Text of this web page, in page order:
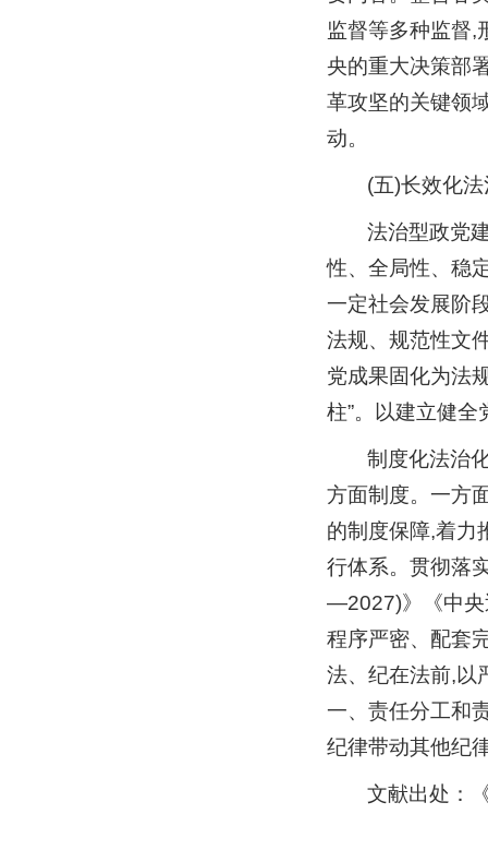
监督等多种监督,
央的重大决策部
革攻坚的关键领
动。
(五)长效化
法治型政党
性、全局性、稳
一定社会发展阶
法规、规范性文
党成果固化为法
柱”。以建立健
制度化法治
方面制度。一方
的制度保障,着力
行体系。贯彻落
—2027)》《中央
程序严密、配套
法、纪在法前,以
一、责任分工和
纪律带动其他纪
文献出处：